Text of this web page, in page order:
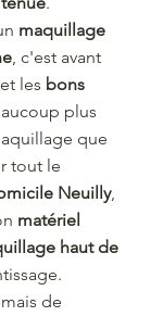
maquillage
, c'est avant
et les bons
plus
que
tout le
Neuilly,
matériel
haut de
de